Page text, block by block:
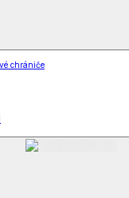
chrániče